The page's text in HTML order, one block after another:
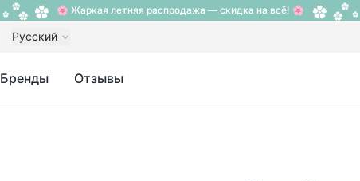
🌸 Жаркая летняя распродажа — скидка на всё! 🌸
Русский
Бренды Отзывы